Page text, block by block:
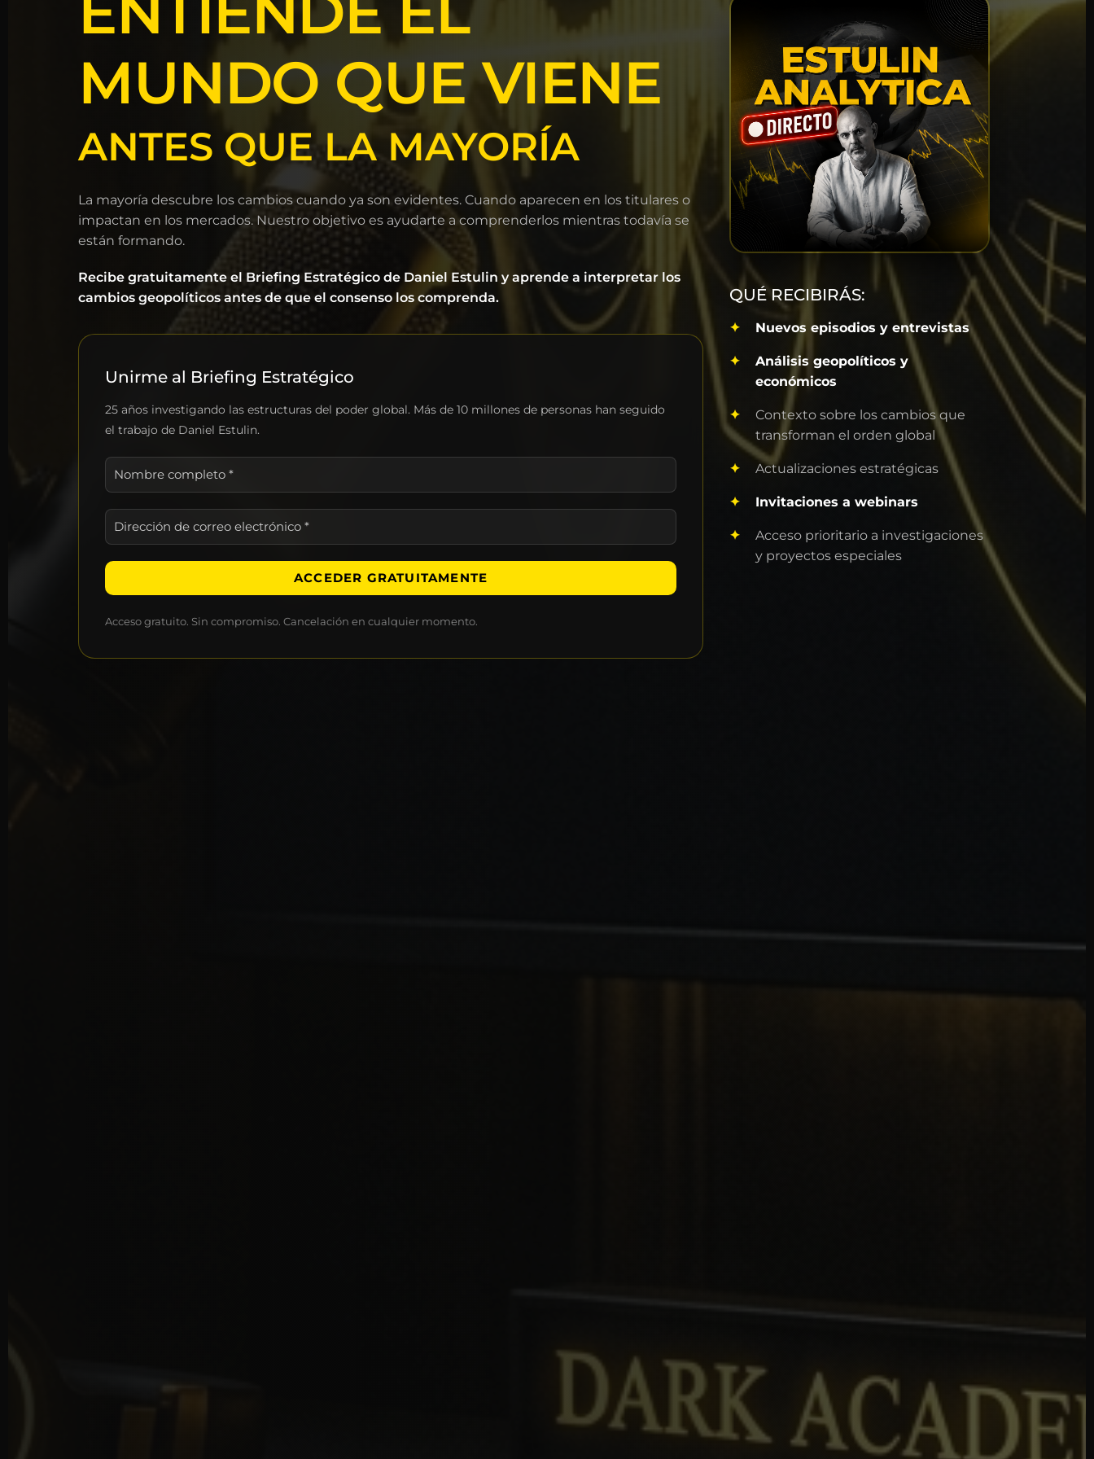
MUNDO QUE VIENE
ANTES QUE LA MAYORÍA
La mayoría descubre los cambios cuando ya son evidentes. Cuando aparecen en los titulares o
impactan en los mercados. Nuestro objetivo es ayudarte a comprenderlos mientras todavía se
están formando.
Recibe gratuitamente el Briefing Estratégico de Daniel Estulin y aprende a interpretar los
cambios geopolíticos antes de que el consenso los comprenda.
Unirme al Briefing Estratégico
25 años investigando las estructuras del poder global. Más de 10 millones de personas han seguido
el trabajo de Daniel Estulin.
Nombre
completo
*
Dirección
de
correo
electrónico
*
Acceso gratuito. Sin compromiso. Cancelación en cualquier momento.
QUÉ RECIBIRÁS:
Nuevos episodios y entrevistas
Análisis geopolíticos y
económicos
Contexto sobre los cambios que
transforman el orden global
Actualizaciones estratégicas
Invitaciones a webinars
Acceso prioritario a investigaciones
y proyectos especiales